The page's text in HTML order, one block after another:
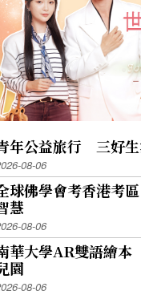
年公益旅行 三好生
08-06
球佛學會考香港考
慧
08-06
華大學AR雙語繪
園
08-06